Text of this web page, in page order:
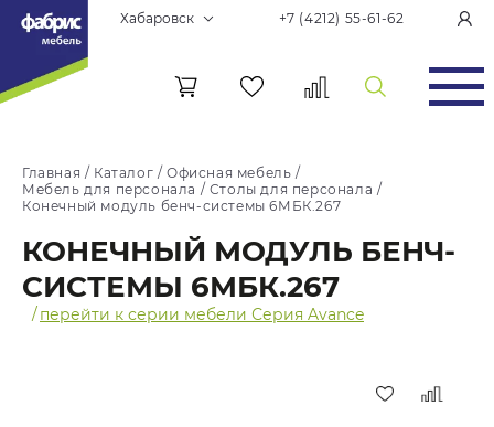
Хабаровск +7 (4212) 55-61-62
Главная / Каталог /Офисная мебель /
Мебель для персонала / Столы для персонала /
Конечный модуль бенч-системы 6МБК.267
КОНЕЧНЫЙ МОДУЛЬ БЕНЧ-
СИСТЕМЫ 6МБК.267
/перейти к серии мебели Серия Avance